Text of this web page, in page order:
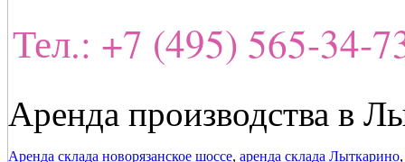
Тел.: +7 (495) 565-34-
Аренда производства в
Аренда склада новорязанское шоссе, аренда склада Лыткарино